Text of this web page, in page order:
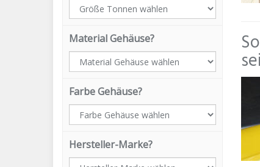
Material Gehäuse?
Farbe Gehäuse?
Hersteller-Marke?